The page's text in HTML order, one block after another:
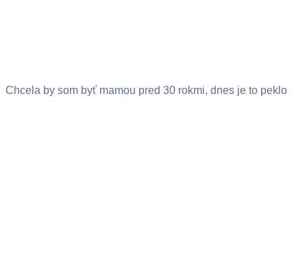
Chcela by som byť mamou pred 30 rokmi, dnes je to peklo